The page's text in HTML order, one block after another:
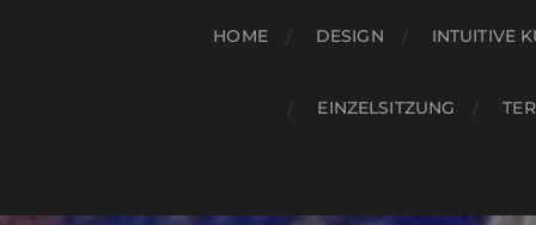
HOME DESIGN INTUITIVE
EINZELSITZUNG